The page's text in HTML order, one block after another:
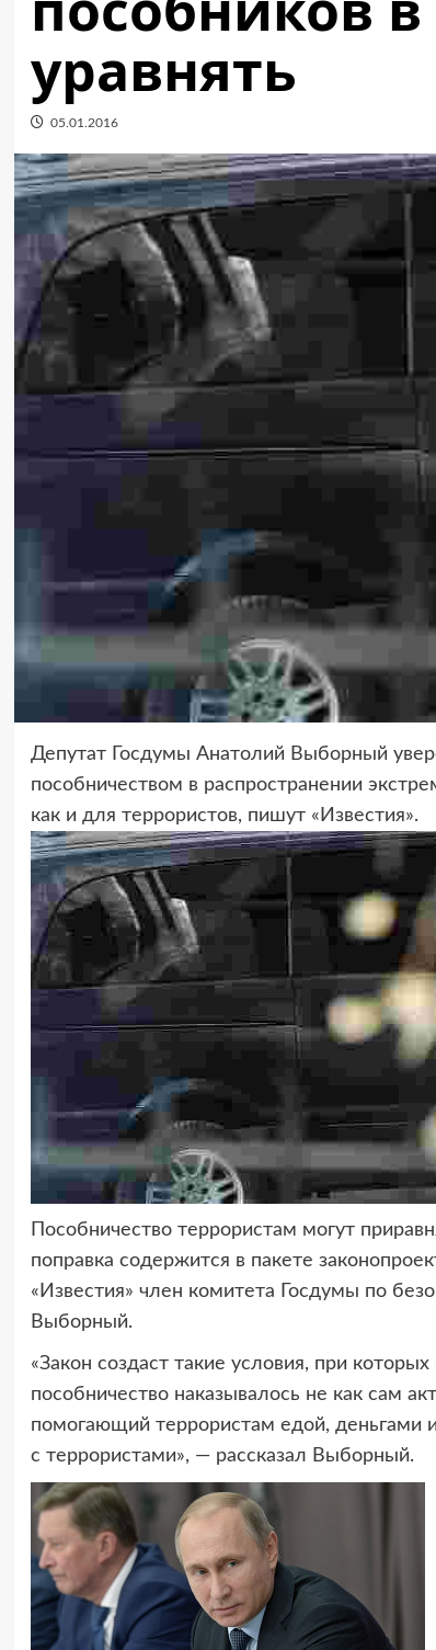
уравнять
05.01.2016
Депутат Госдумы Анатолий Выборный
пособничеством в распространении
как и для террористов, пишут «Известия».
Пособничество террористам могут
поправка содержится в пакете
«Известия» член комитета Госдумы по
Выборный.
«Закон создаст такие условия, при
пособничество наказывалось не как сам
помогающий террористам едой, деньгами
с террористами», — рассказал Выборный.